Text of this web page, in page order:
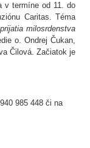
v termíne od 11. do
Caritas. Téma
milosrdenstva
o. Ondrej Čukan,
Čilová. Začiatok je
985 448 či na